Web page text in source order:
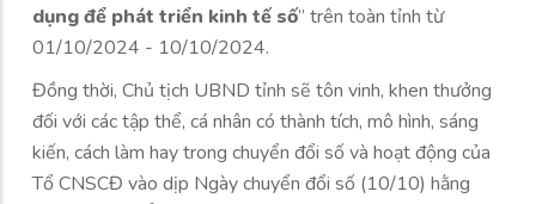
dụng để phát triển kinh tế số” trên toàn tỉnh từ
01/10/2024 - 10/10/2024.
Đồng thời, Chủ tịch UBND tỉnh sẽ tôn vinh, khen thưởng
đối với các tập thể, cá nhân có thành tích, mô hình, sáng
kiến, cách làm hay trong chuyển đổi số và hoạt động của
Tổ CNSCĐ vào dịp Ngày chuyển đổi số (10/10) hằng